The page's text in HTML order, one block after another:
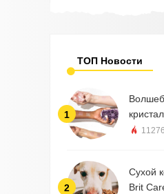
ТОП Новости
1
11276
2
Сухой
Brit